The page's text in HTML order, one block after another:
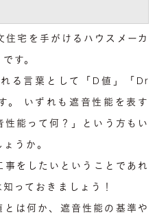
宅を手がけるハウスメーカ
す。
る言葉として「D値」「Dr
。 いずれも遮音性能を表す
能って何？」という方もい
うか。
をしたいということであれ
っておきましょう！
は何か、遮音性能の基準や